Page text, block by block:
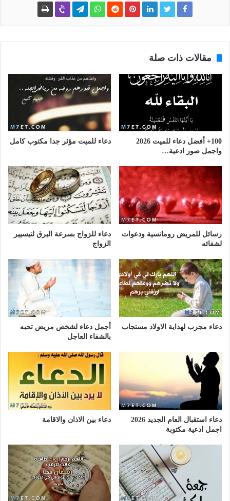
مقالات ذات صلة
100+ أفضل دعاء للميت 2026
واجمل صور ادعية…
دعاء للميت مؤثر جدا مكتوب كامل
رسائل للمريض رومانسية ودعوات
لشفائه
دعاء للزواج بسرعة البرق لتيسيير
الزواج
دعاء مجرب لهداية الاولاد مستجاب
أجمل دعاء لشخص مريض تحبه
بالشفاء العاجل
دعاء استقبال العام الجديد 2026
اجمل ادعية مكتوبة
دعاء بين الاذان والاقامة